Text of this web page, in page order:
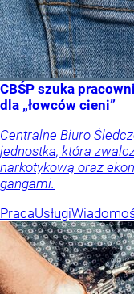
CBŚP szuka
dla „łowców cieni”
Centralne Biuro
jednostka, która
narkotykową oraz
gangami.
PracaUsługi